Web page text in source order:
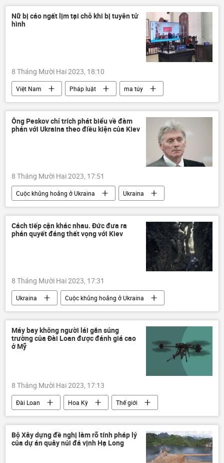
Nữ bị cáo ngất lịm tại chỗ khi bị tuyên tử
hình
8 Tháng Mười Hai 2023, 18:10
Việt Nam Pháp luật
ma túy
Tòa án
kết án tử hình
Ông Peskov chỉ trích phát biểu về đàm
phán với Ukraina theo điều kiện của Kiev
8 Tháng Mười Hai 2023, 17:51
Cuộc khủng hoảng ở Ukraina
Ukraina
Chiến dịch quân sự đặc biệt tại Ukraina
đàm phán
Dmitry Peskov
Chính trị
Nga
Cách tiếp cận khác nhau. Đức đưa ra
phán quyết đáng thất vọng với Kiev
8 Tháng Mười Hai 2023, 17:31
Ukraina
Cuộc khủng hoảng ở Ukraina
Chiến dịch quân sự đặc biệt tại Ukraina
Thế giới
Đức quân đội
Máy bay không người lái gắn súng
trường của Đài Loan được đánh giá cao
ở Mỹ
8 Tháng Mười Hai 2023, 17:13
Đài Loan Hoa Kỳ
Thế giới
máy bay không người lái
Bộ Xây dựng đề nghị làm rõ tính pháp lý
của dự án quây núi đá vịnh Hạ Long